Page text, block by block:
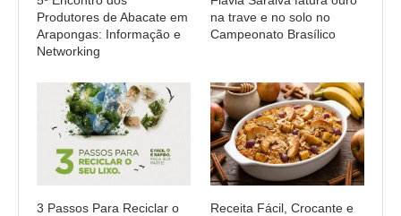
Produtores de Abacate em
Arapongas: Informação e
Networking
na trave e no solo no
Campeonato Brasílico
3 Passos Para Reciclar o
Receita Fácil, Crocante e